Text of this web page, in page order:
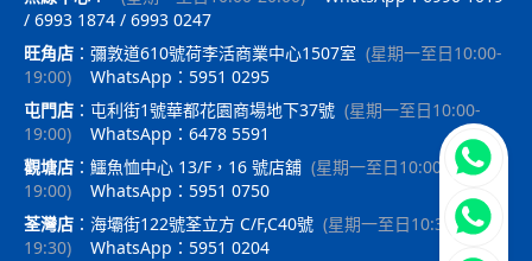
/ 6993 1874 / 6993 0247
旺角店 ： 彌敦道610號荷李活商業中心1507室 (星期一至日10:00-
19:00)
WhatsApp：5951 0295
屯門店 ： 屯利街1號華都花園商場地下37號 (星期一至日10:00-
19:00)
WhatsApp：6478 5591
觀塘店 ： 鱷魚恤中心 13/F，16 號店舖 (星期一至日10:00-
19:00)
WhatsApp：5951 0750
荃灣店 ： 海壩街122號荃立方 C/F,C40號 (星期一至日10:30-
19:30)
WhatsApp：5951 0204
立即